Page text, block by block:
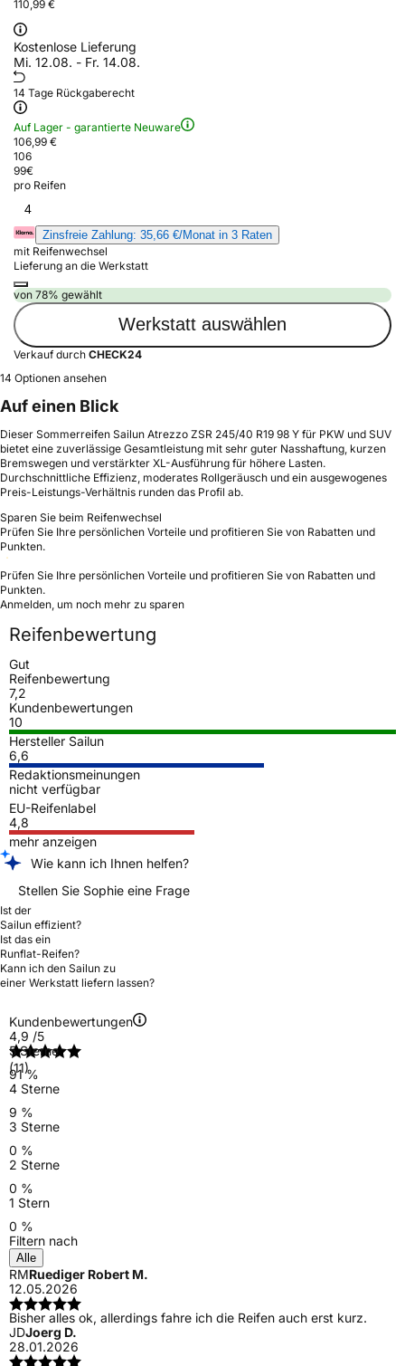
110,99 €
Kostenlose Lieferung
Mi. 12.08. - Fr. 14.08.
14 Tage Rückgaberecht
Auf Lager - garantierte Neuware
106,99 €
106
99€
pro Reifen
4
Zinsfreie Zahlung: 35,66 €/Monat in 3 Raten
mit Reifenwechsel
Lieferung an die Werkstatt
von 78% gewählt
Werkstatt auswählen
Verkauf durch CHECK24
14 Optionen ansehen
Auf einen Blick
Dieser Sommerreifen Sailun Atrezzo ZSR 245/40 R19 98 Y für PKW und SUV
bietet eine zuverlässige Gesamtleistung mit sehr guter Nasshaftung, kurzen
Bremswegen und verstärkter XL-Ausführung für höhere Lasten.
Durchschnittliche Effizienz, moderates Rollgeräusch und ein ausgewogenes
Preis-Leistungs-Verhältnis runden das Profil ab.
Sparen Sie beim Reifenwechsel
Prüfen Sie Ihre persönlichen Vorteile und profitieren Sie von Rabatten und
Punkten.
Prüfen Sie Ihre persönlichen Vorteile und profitieren Sie von Rabatten und
Punkten.
Anmelden, um noch mehr zu sparen
Reifenbewertung
Gut
Reifenbewertung
7,2
Kundenbewertungen
10
Hersteller Sailun
6,6
Redaktionsmeinungen
nicht verfügbar
EU-Reifenlabel
4,8
mehr anzeigen
Wie kann ich Ihnen helfen?
Stellen Sie Sophie eine Frage
Ist der
Sailun effizient?
Ist das ein
Runflat-Reifen?
Kann ich den Sailun zu
einer Werkstatt liefern lassen?
Kundenbewertungen
4,9 /5
(11)
5 Sterne
91 %
4 Sterne
9 %
3 Sterne
0 %
2 Sterne
0 %
1 Stern
0 %
Filtern nach
Alle
RMRuediger Robert M.
12.05.2026
Bisher alles ok, allerdings fahre ich die Reifen auch erst kurz.
JDJoerg D.
28.01.2026